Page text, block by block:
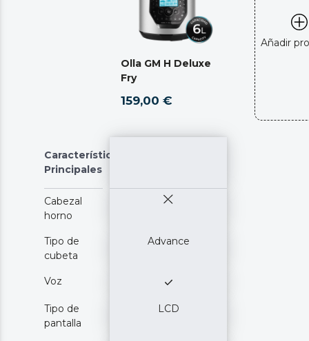
Olla GM H Deluxe
Fry
159,00 €
Añadir
Características
Principales
Cabezal
horno
Tipo de
cubeta
Advance
Voz
Tipo de
pantalla
LCD